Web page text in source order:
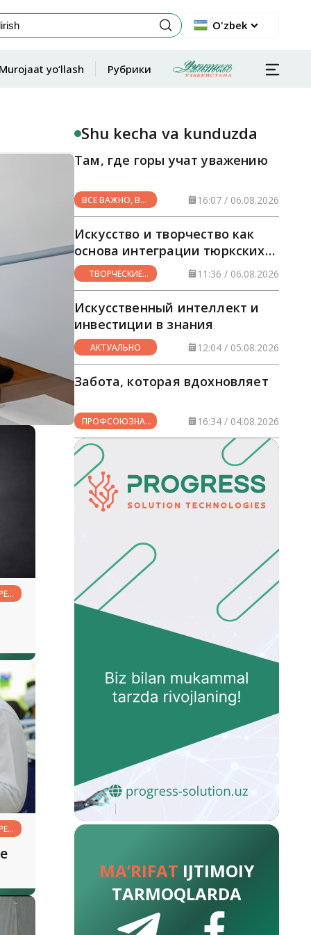
O'zbek
Murojaat yo‘llash Рубрики
Shu kecha va kunduzda
Там, где горы учат уважению
ВСЕ ВАЖНО, ВСЕ
НУЖНО
16:07 / 06.08.2026
Искусство и творчество как
основа интеграции тюркских
стран
ТВОРЧЕСКИЕ
ГОРИЗОНТЫ
11:36 / 06.08.2026
Искусственный интеллект и
инвестиции в знания
АКТУАЛЬНО 12:04 / 05.08.2026
Забота, которая вдохновляет
ПРОФСОЮЗНАЯ
ЖИЗНЬ
16:34 / 04.08.2026
MA’RIFAT IJTIMOIY
TARMOQLARDA